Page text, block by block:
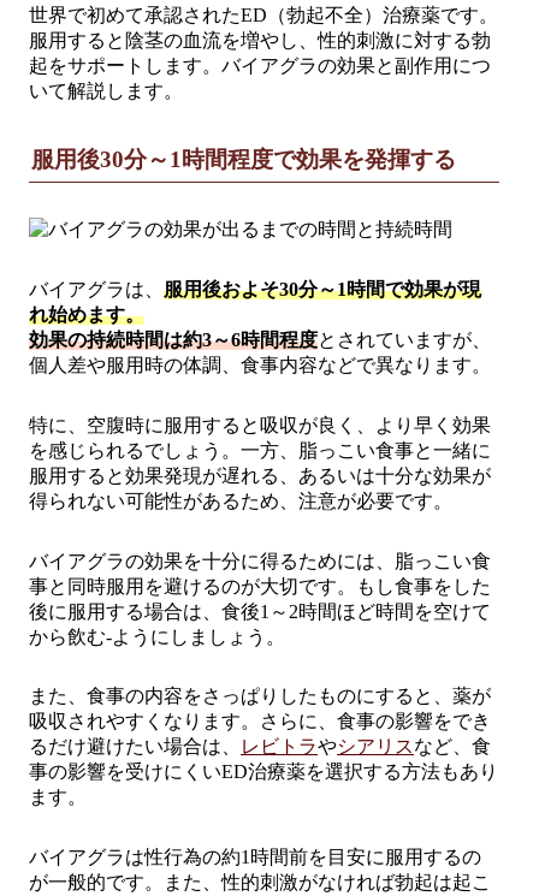
世界で初めて承認されたED（勃起不全）治療薬です。
服用すると陰茎の血流を増やし、性的刺激に対する勃
起をサポートします。バイアグラの効果と副作用につ
いて解説します。
服用後30分～1時間程度で効果を発揮する
バイアグラは、 服用後およそ30分～1時間で効果が現
れ始めます。
効果の持続時間は約3～6時間程度とされていますが、
個人差や服用時の体調、食事内容などで異なります。
特に、空腹時に服用すると吸収が良く、より早く効果
を感じられるでしょう。一方、脂っこい食事と一緒に
服用すると効果発現が遅れる、あるいは十分な効果が
得られない可能性があるため、注意が必要です。
バイアグラの効果を十分に得るためには、脂っこい食
事と同時服用を避けるのが大切です。もし食事をした
後に服用する場合は、食後1～2時間ほど時間を空けて
から飲む-ようにしましょう。
また、食事の内容をさっぱりしたものにすると、薬が
吸収されやすくなります。さらに、食事の影響をでき
るだけ避けたい場合は、
レビトラやシアリスなど、食
事の影響を受けにくいED治療薬を選択する方法もあり
ます。
バイアグラは性行為の約1時間前を目安に服用するの
が一般的です。また、性的刺激がなければ勃起は起こ